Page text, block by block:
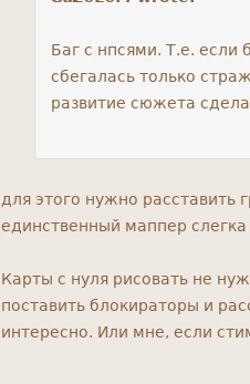
Баг с нпсями. Т.е. если
сбегалась только
развитие сюжета
для этого нужно расставить
единственный маппер
Карты с нуля рисовать не
поставить блокираторы и
интересно. Или мне, если